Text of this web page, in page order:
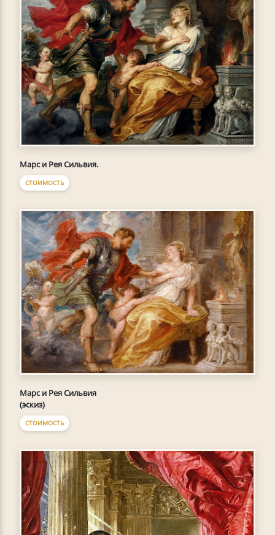
Марс и Рея Сильвия.
СТОИМОСТЬ
Марс и Рея Сильвия
(эскиз)
СТОИМОСТЬ